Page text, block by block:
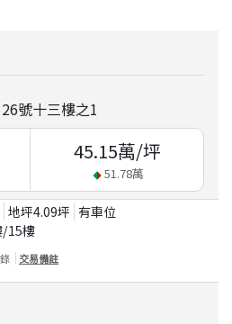
號十三樓之1
45.15萬/坪
51.78萬
地坪4.09坪 有車位
/15樓
交易備註